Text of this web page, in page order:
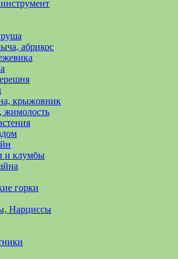
абрикос
крыжовник
жимолость
и клумбы
горки
Нарциссы